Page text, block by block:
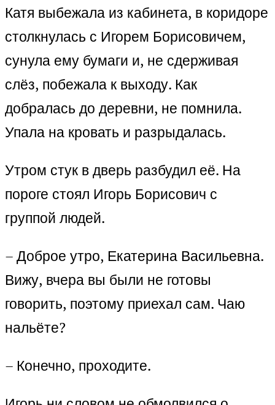
Катя выбежала из кабинета, в коридоре
столкнулась с Игорем Борисовичем,
сунула ему бумаги и, не сдерживая
слёз, побежала к выходу. Как
добралась до деревни, не помнила.
Упала на кровать и разрыдалась.
Утром стук в дверь разбудил её. На
пороге стоял Игорь Борисович с
группой людей.
– Доброе утро, Екатерина Васильевна.
Вижу, вчера вы были не готовы
говорить, поэтому приехал сам. Чаю
нальёте?
– Конечно, проходите.